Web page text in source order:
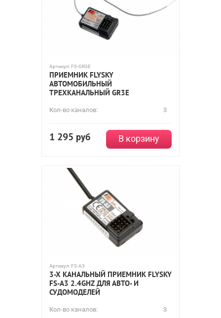
Артикул: FS-GR3E
ПРИЕМНИК FLYSKY
АВТОМОБИЛЬНЫЙ
ТРЕХКАНАЛЬНЫЙ GR3E
Кол-во каналов: 3
1 295 руб В корзину
Артикул: FS-A3
3-Х КАНАЛЬНЫЙ ПРИЕМНИК FLYSKY
FS-A3 2.4GHZ ДЛЯ АВТО- И
СУДОМОДЕЛЕЙ
Кол-во каналов: 3